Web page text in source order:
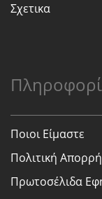
Σχετικα
Ποιοι Είμαστε
Πολιτική
Πρωτοσέλιδα